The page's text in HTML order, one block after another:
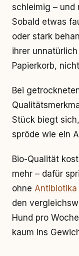
schleimig – und
Sobald etwas
oder stark
ihrer
Papierkorb,
Bei
Stück biegt
spröde wie ein
Bio-Qualität
mehr – dafür
ohne Antibiotika
den
Hund pro
kaum ins